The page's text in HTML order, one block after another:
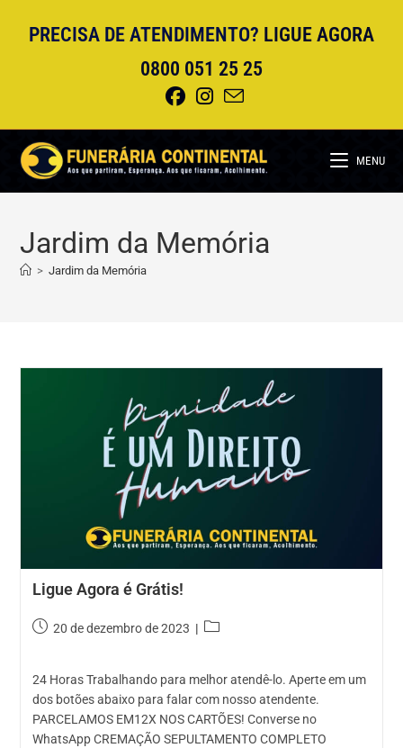
PRECISA DE ATENDIMENTO? LIGUE AGORA
0800 051 25 25
MENU
Jardim da Memória
> Jardim da Memória
Ligue Agora é Grátis!
Post20 de dezembro de 2023
Categoria
24 Horas Trabalhando para melhor atendê-lo. Aperte em um
dos botões abaixo para falar com nosso atendente.
PARCELAMOS EM12X NOS CARTÕES! Converse no
WhatsApp CREMAÇÃO SEPULTAMENTO COMPLETO